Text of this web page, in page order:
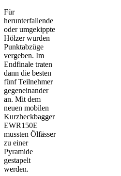
Für
herunterfallende
oder umgekippte
Hölzer wurden
Punktabzüge
vergeben. Im
Endfinale traten
dann die besten
fünf Teilnehmer
gegeneinander
an. Mit dem
neuen mobilen
Kurzheckbagger
EWR150E
mussten Ölfässer
zu einer
Pyramide
gestapelt
werden.